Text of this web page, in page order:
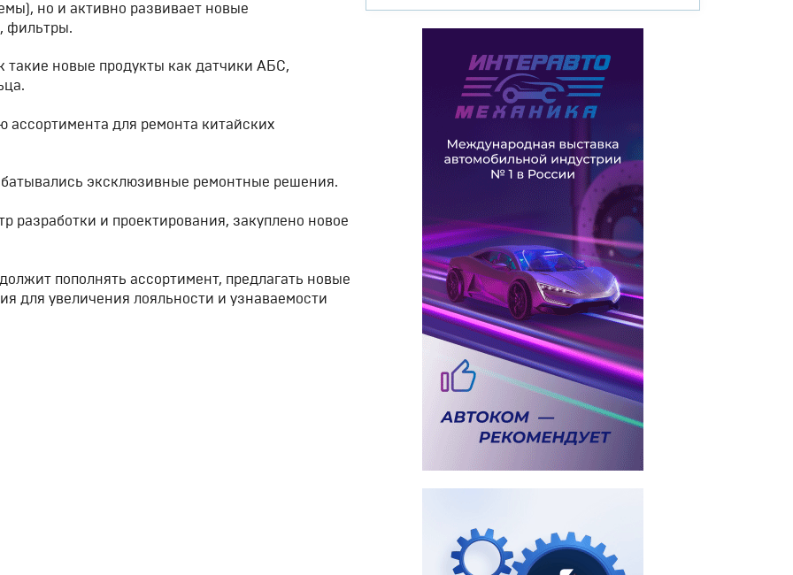
но и активно развивает новые
фильтры.
такие новые продукты как датчики АБС,
для ремонта китайских
эксклюзивные ремонтные решения.
разработки и проектирования, закуплено новое
пополнять ассортимент, предлагать новые
для увеличения лояльности и узнаваемости